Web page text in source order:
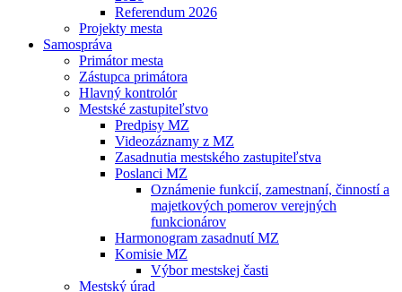
Referendum 2026
Projekty mesta
Samospráva
Primátor mesta
Zástupca primátora
Hlavný kontrolór
Mestské zastupiteľstvo
Predpisy MZ
Videozáznamy z MZ
Zasadnutia mestského zastupiteľstva
Poslanci MZ
Oznámenie funkcií, zamestnaní, činností a
majetkových pomerov verejných
funkcionárov
Harmonogram zasadnutí MZ
Komisie MZ
Výbor mestskej časti
Mestský úrad